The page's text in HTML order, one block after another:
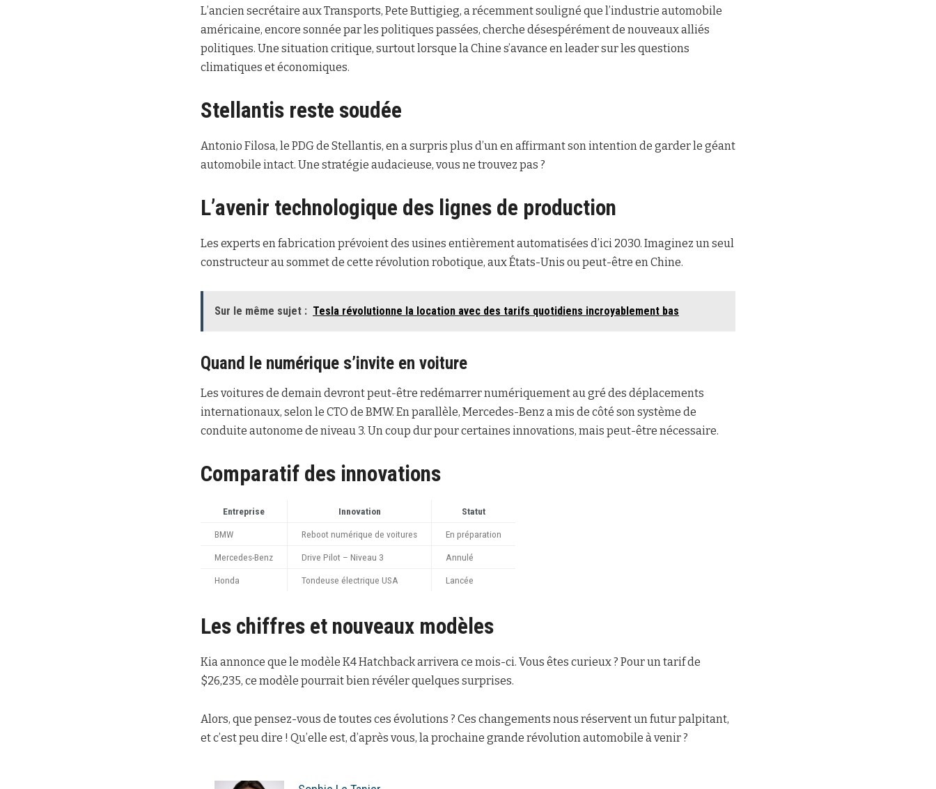
L’ancien secrétaire aux Transports, Pete Buttigieg, a récemment souligné que l’industrie automobile
américaine, encore sonnée par les politiques passées, cherche désespérément de nouveaux alliés
politiques. Une situation critique, surtout lorsque la Chine s’avance en leader sur les questions
climatiques et économiques.
Stellantis reste soudée
Antonio Filosa, le PDG de Stellantis, en a surpris plus d’un en affirmant son intention de garder le géant
automobile intact. Une stratégie audacieuse, vous ne trouvez pas ?
L’avenir technologique des lignes de production
Les experts en fabrication prévoient des usines entièrement automatisées d’ici 2030. Imaginez un seul
constructeur au sommet de cette révolution robotique, aux États-Unis ou peut-être en Chine.
Sur le même sujet : Tesla révolutionne la location avec des tarifs quotidiens incroyablement bas
Quand le numérique s’invite en voiture
Les voitures de demain devront peut-être redémarrer numériquement au gré des déplacements
internationaux, selon le CTO de BMW. En parallèle, Mercedes-Benz a mis de côté son système de
conduite autonome de niveau 3. Un coup dur pour certaines innovations, mais peut-être nécessaire.
Comparatif des innovations
Entreprise Innovation Statut
BMW Reboot numérique de voitures En préparation
Mercedes-Benz Drive Pilot – Niveau 3 Annulé
Honda Tondeuse électrique USA Lancée
Les chiffres et nouveaux modèles
Kia annonce que le modèle K4 Hatchback arrivera ce mois-ci. Vous êtes curieux ? Pour un tarif de
$26,235, ce modèle pourrait bien révéler quelques surprises.
Alors, que pensez-vous de toutes ces évolutions ? Ces changements nous réservent un futur palpitant,
et c’est peu dire ! Qu’elle est, d’après vous, la prochaine grande révolution automobile à venir ?